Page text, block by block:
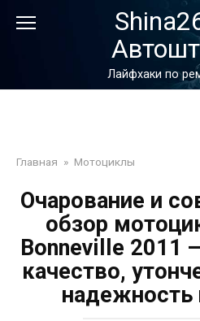
Лайфхаки по
Главная » Мотоциклы
Очарование и
обзор
Bonneville 2011
качество,
надежность